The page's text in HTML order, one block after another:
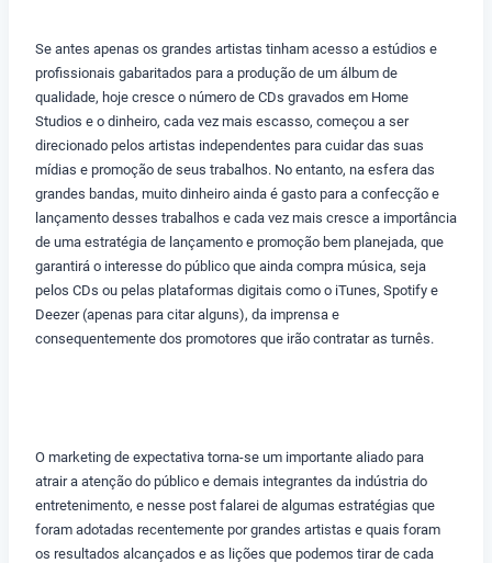
Se antes apenas os grandes artistas tinham acesso a estúdios e
profissionais gabaritados para a produção de um álbum de
qualidade, hoje cresce o número de CDs gravados em Home
Studios e o dinheiro, cada vez mais escasso, começou a ser
direcionado pelos artistas independentes para cuidar das suas
mídias e promoção de seus trabalhos. No entanto, na esfera das
grandes bandas, muito dinheiro ainda é gasto para a confecção e
lançamento desses trabalhos e cada vez mais cresce a importância
de uma estratégia de lançamento e promoção bem planejada, que
garantirá o interesse do público que ainda compra música, seja
pelos CDs ou pelas plataformas digitais como o iTunes, Spotify e
Deezer (apenas para citar alguns), da imprensa e
consequentemente dos promotores que irão contratar as turnês.
O marketing de expectativa torna-se um importante aliado para
atrair a atenção do público e demais integrantes da indústria do
entretenimento, e nesse post falarei de algumas estratégias que
foram adotadas recentemente por grandes artistas e quais foram
os resultados alcançados e as lições que podemos tirar de cada